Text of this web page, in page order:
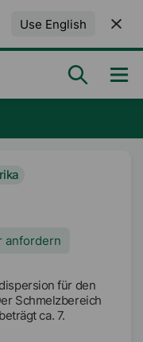
Use English
anfordern
für den
Schmelzbereich
ca. 7.